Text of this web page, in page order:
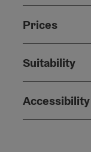
Prices
Suitability
Accessibility